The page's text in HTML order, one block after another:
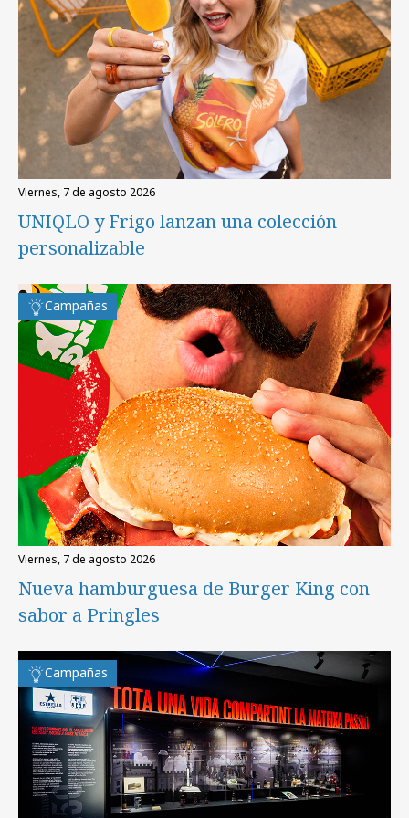
viernes, 7 de agosto 2026
UNIQLO y Frigo lanzan una colección
personalizable
Campañas
viernes, 7 de agosto 2026
Nueva hamburguesa de Burger King con
sabor a Pringles
Campañas